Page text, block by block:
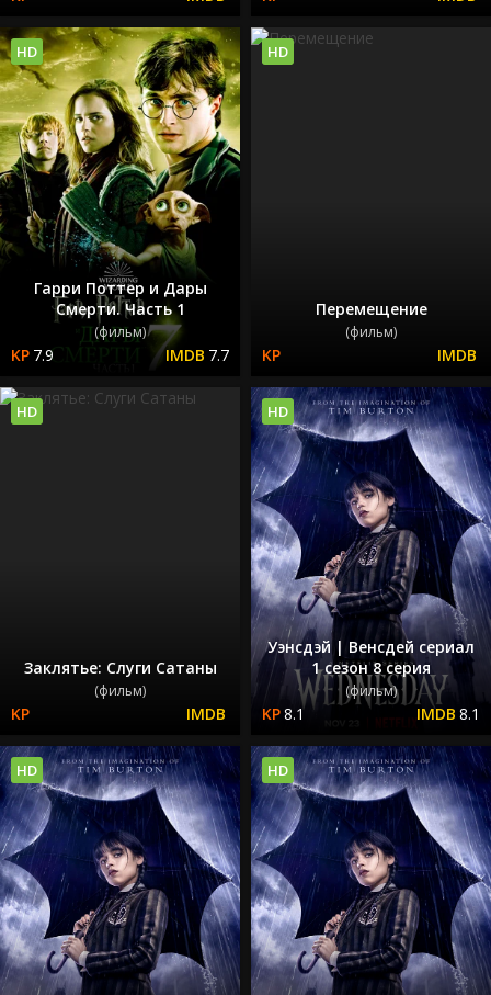
Гарри Поттер и Дары
Смерти. Часть 1
(фильм)
7.9 7.7
HD
Перемещение
(фильм)
HD
Заклятье: Слуги Сатаны
(фильм)
HD
Уэнсдэй | Венсдей сериал
1 сезон 8 серия
(фильм)
8.1 8.1
HD
HD HD